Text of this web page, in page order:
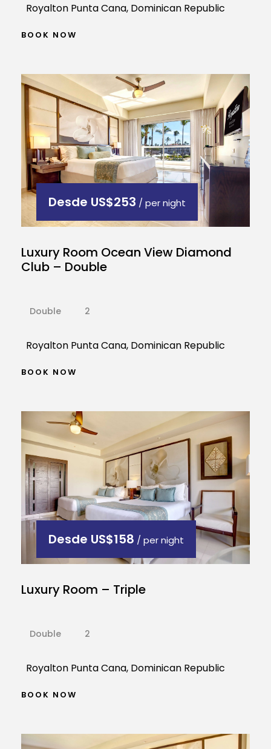
Royalton Punta Cana, Dominican Republic
BOOK NOW
Desde US$253 / per night
Luxury Room Ocean View Diamond
Club – Double
Double 2
Royalton Punta Cana, Dominican Republic
BOOK NOW
Desde US$158 / per night
Luxury Room – Triple
Double 2
Royalton Punta Cana, Dominican Republic
BOOK NOW